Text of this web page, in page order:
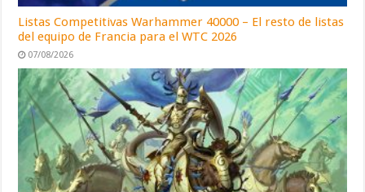
Listas Competitivas Warhammer 40000 – El resto de listas
del equipo de Francia para el WTC 2026
07/08/2026